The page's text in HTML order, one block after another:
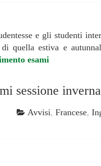
e gli studenti
di quella estiva e
esami
sessione
Avvisi, Francese,